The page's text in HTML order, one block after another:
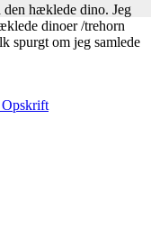
den hæklede dino. Jeg
dinoer /trehorn
spurgt om jeg samlede